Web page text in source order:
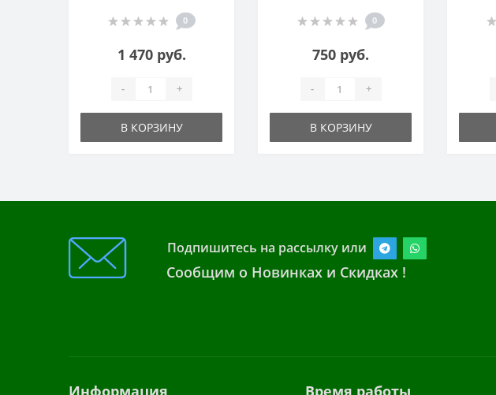
0
1 470 руб.
- +
В КОРЗИНУ
0
750 руб.
- +
В КОРЗИНУ
Подпишитесь на рассылку или
Сообщим о Новинках и Скидках !
Информация Время работы